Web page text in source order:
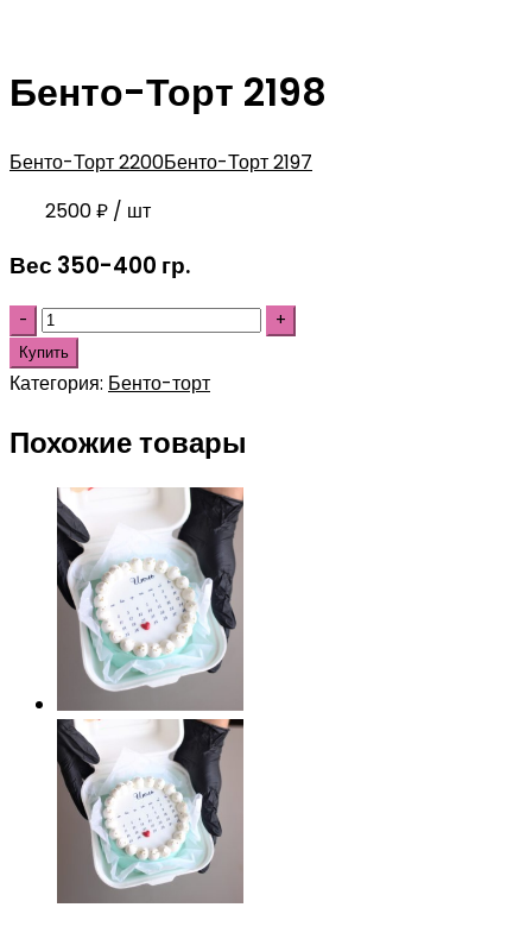
Бенто-Торт 2198
Бенто-Торт 2200Бенто-Торт 2197
2500₽ / шт
Вес 350-400 гр.
Купить
Категория: Бенто-торт
Похожие товары